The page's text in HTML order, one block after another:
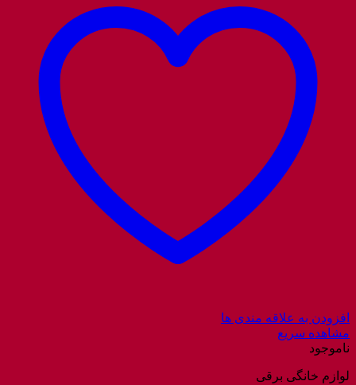
افزودن به علاقه مندی ها
مشاهده سریع
ناموجود
لوازم خانگی برقی